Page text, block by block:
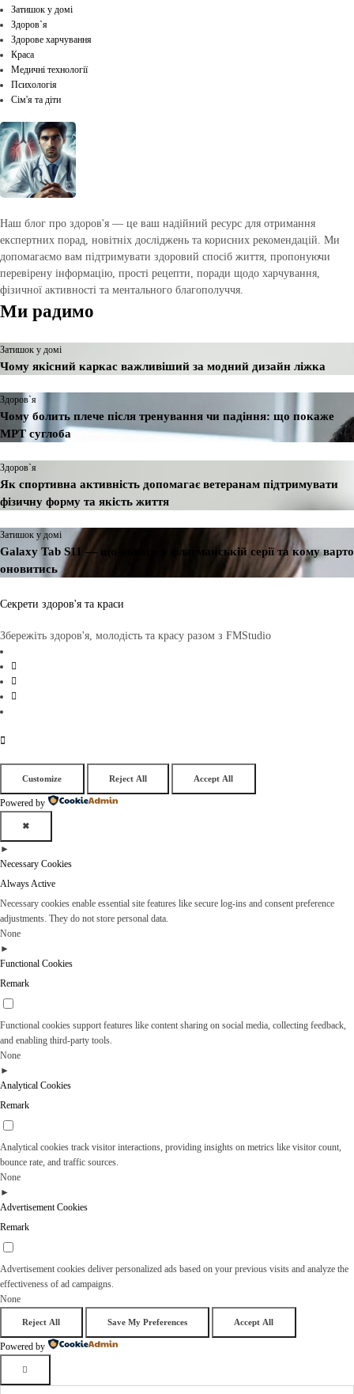
Затишок у домі
Здоров`я
Здорове харчування
Краса
Медичні технології
Психологія
Сім'я та діти
Наш блог про здоров'я — це ваш надійний ресурс для отримання
експертних порад, новітніх досліджень та корисних рекомендацій. Ми
допомагаємо вам підтримувати здоровий спосіб життя, пропонуючи
перевірену інформацію, прості рецепти, поради щодо харчування,
фізичної активності та ментального благополуччя.
Ми радимо
Затишок у домі
Чому якісний каркас важливіший за модний дизайн ліжка
Здоров`я
Чому болить плече після тренування чи падіння: що покаже
МРТ суглоба
Здоров`я
Як спортивна активність допомагає ветеранам підтримувати
фізичну форму та якість життя
Затишок у домі
Galaxy Tab S11 — що нового у флагманській серії та кому варто
оновитись
Секрети здоров'я та краси
Збережіть здоров'я, молодість та красу разом з FMStudio
Customize Reject All Accept All
Powered by
✖
►
Necessary Cookies
Always Active
Necessary cookies enable essential site features like secure log-ins and consent preference
adjustments. They do not store personal data.
None
►
Functional Cookies
Remark
Functional cookies support features like content sharing on social media, collecting feedback,
and enabling third-party tools.
None
►
Analytical Cookies
Remark
Analytical cookies track visitor interactions, providing insights on metrics like visitor count,
bounce rate, and traffic sources.
None
►
Advertisement Cookies
Remark
Advertisement cookies deliver personalized ads based on your previous visits and analyze the
effectiveness of ad campaigns.
None
Reject All Save My Preferences Accept All
Powered by